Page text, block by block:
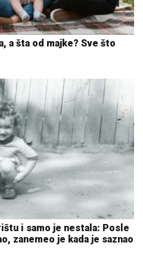
a šta od majke? Sve što
i samo je nestala: Posle
zanemeo je kada je saznao